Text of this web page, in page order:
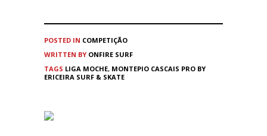
POSTED IN COMPETIÇÃO
WRITTEN BY ONFIRE SURF
TAGS LIGA MOCHE, MONTEPIO CASCAIS PRO BY
ERICEIRA SURF & SKATE